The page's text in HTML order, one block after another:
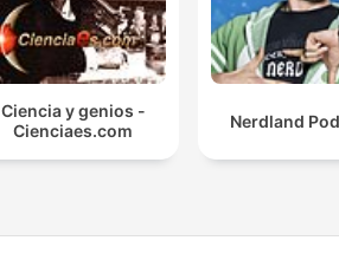
Ciencia y genios -
Cienciaes.com
Nerdland